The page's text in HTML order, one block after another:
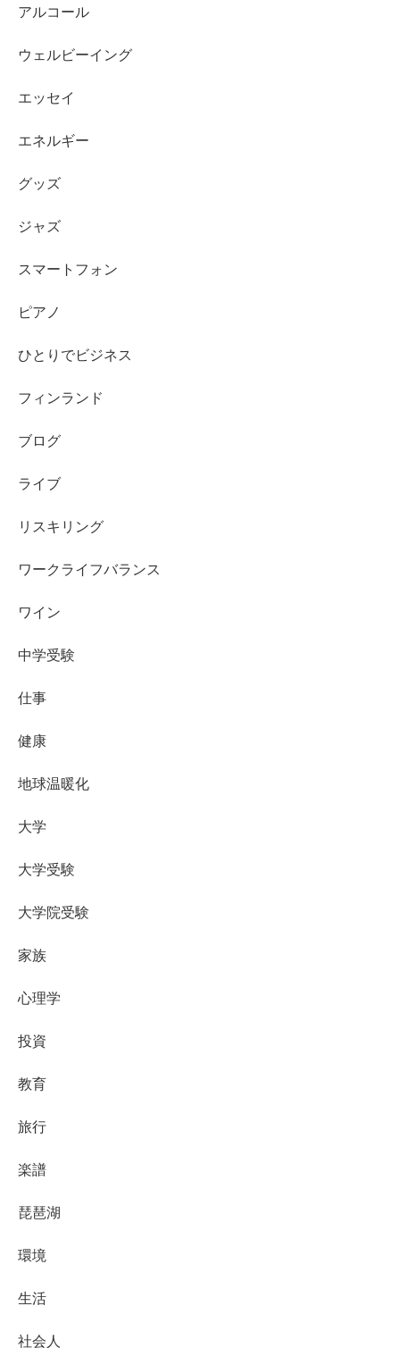
アルコール
ウェルビーイング
エッセイ
エネルギー
グッズ
ジャズ
スマートフォン
ピアノ
ひとりでビジネス
フィンランド
ブログ
ライブ
リスキリング
ワークライフバランス
ワイン
中学受験
仕事
健康
地球温暖化
大学
大学受験
大学院受験
家族
心理学
投資
教育
旅行
楽譜
琵琶湖
環境
生活
社会人